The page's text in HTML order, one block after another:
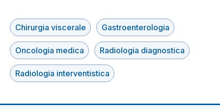
Chirurgia viscerale Gastroenterologia
Oncologia medica Radiologia diagnostica
Radiologia interventistica